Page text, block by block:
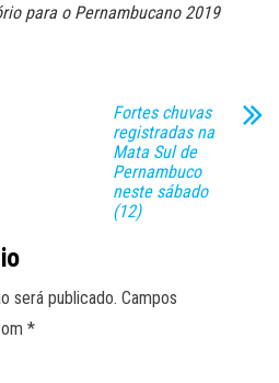
para o Pernambucano 2019
Fortes chuvas
registradas na
Mata Sul de
Pernambuco
neste sábado
(12)
será publicado. Campos
*